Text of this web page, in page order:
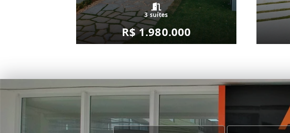
3 suítes
R$ 1.980.000